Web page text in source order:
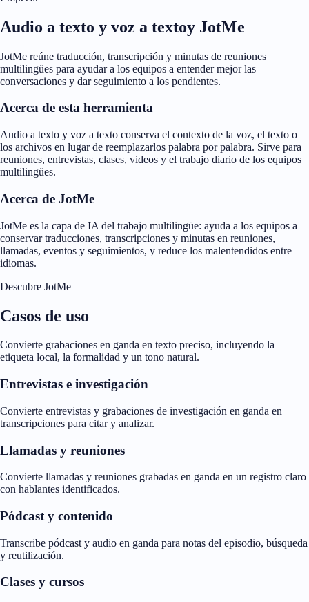
Audio a texto y voz a textoy JotMe
JotMe reúne traducción, transcripción y minutas de reuniones
multilingües para ayudar a los equipos a entender mejor las
conversaciones y dar seguimiento a los pendientes.
Acerca de esta herramienta
Audio a texto y voz a texto conserva el contexto de la voz, el texto o
los archivos en lugar de reemplazarlos palabra por palabra. Sirve para
reuniones, entrevistas, clases, videos y el trabajo diario de los equipos
multilingües.
Acerca de JotMe
JotMe es la capa de IA del trabajo multilingüe: ayuda a los equipos a
conservar traducciones, transcripciones y minutas en reuniones,
llamadas, eventos y seguimientos, y reduce los malentendidos entre
idiomas.
Descubre JotMe
Casos de uso
Convierte grabaciones en ganda en texto preciso, incluyendo la
etiqueta local, la formalidad y un tono natural.
Entrevistas e investigación
Convierte entrevistas y grabaciones de investigación en ganda en
transcripciones para citar y analizar.
Llamadas y reuniones
Convierte llamadas y reuniones grabadas en ganda en un registro claro
con hablantes identificados.
Pódcast y contenido
Transcribe pódcast y audio en ganda para notas del episodio, búsqueda
y reutilización.
Clases y cursos